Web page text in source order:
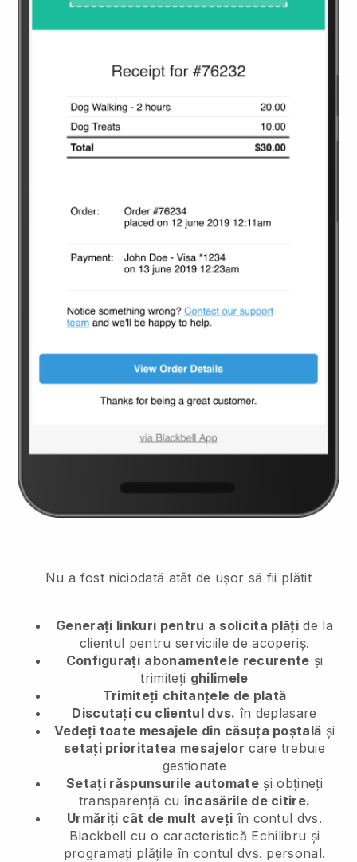
Nu a fost niciodată atât de ușor să fii plătit
Generați linkuri pentru a solicita plățide la
clientul pentru serviciile de acoperiș.
Configurați abonamentele recurente și
trimiteți ghilimele
Trimiteți chitanțele de plată
Discutați cu clientul dvs. în deplasare
Vedeți toate mesajele din căsuța poștală și
setați prioritatea mesajelor care trebuie
gestionate
Setați răspunsurile automate și obțineți
transparență cuîncasările de citire.
Urmăriți cât de mult aveți în contul dvs.
Blackbell cu o caracteristică Echilibru și
programați plățile în contul dvs. personal.